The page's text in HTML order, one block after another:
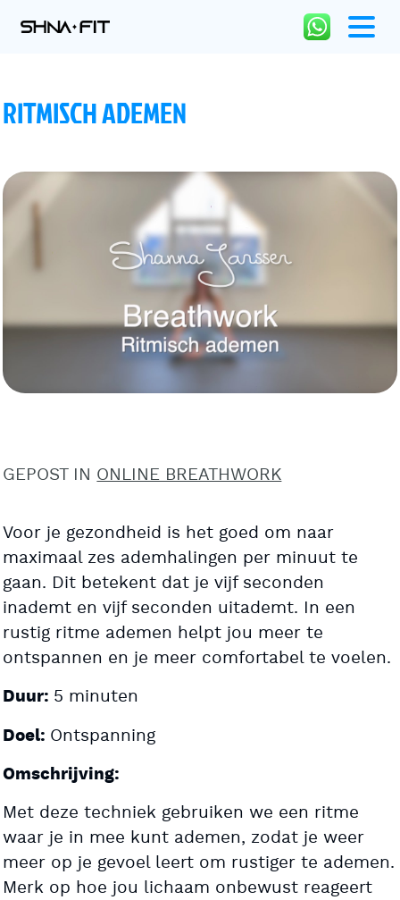
RITMISCH ADEMEN
GEPOST INONLINE BREATHWORK
Voor je gezondheid is het goed om naar
maximaal zes ademhalingen per minuut te
gaan. Dit betekent dat je vijf seconden
inademt en vijf seconden uitademt. In een
rustig ritme ademen helpt jou meer te
ontspannen en je meer comfortabel te voelen.
Duur: 5 minuten
Doel: Ontspanning
Omschrijving:
Met deze techniek gebruiken we een ritme
waar je in mee kunt ademen, zodat je weer
meer op je gevoel leert om rustiger te ademen.
Merk op hoe jou lichaam onbewust reageert